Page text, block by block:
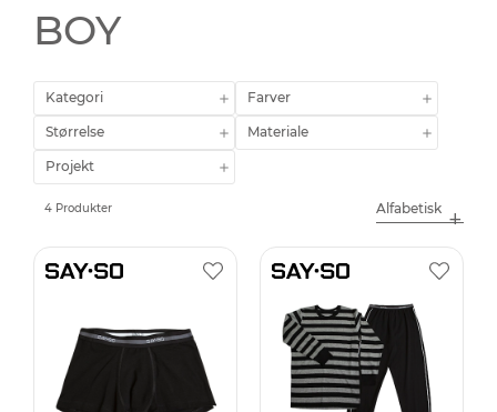
BOY
Kategori Farver
Størrelse Materiale
Projekt
4 Produkter